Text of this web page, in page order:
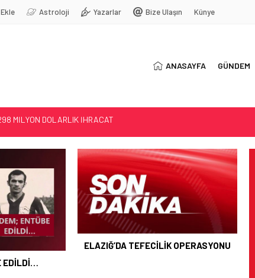
Astroloji Yazarlar Bize Ulaşın Künye
ANASAYFA GÜNDEM
ENTÜBE EDİLDİ…
TEFECİLİK OPERASYONU
YRP’DEN, KARAYOLCULARA TEŞEKKÜR
TÜRK OĞUZ BOYLARI
298 MİLYON DOLARLIK İHRACAT
EDİLDİ…
ELAZIĞ’DA TEFECİLİK OPERASYONU